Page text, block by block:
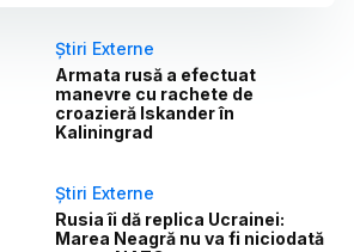
Știri Externe
Armata rusă a efectuat
manevre cu rachete de
croazieră Iskander în
Kaliningrad
Știri Externe
Rusia îi dă replica Ucrainei:
Marea Neagră nu va fi niciodată